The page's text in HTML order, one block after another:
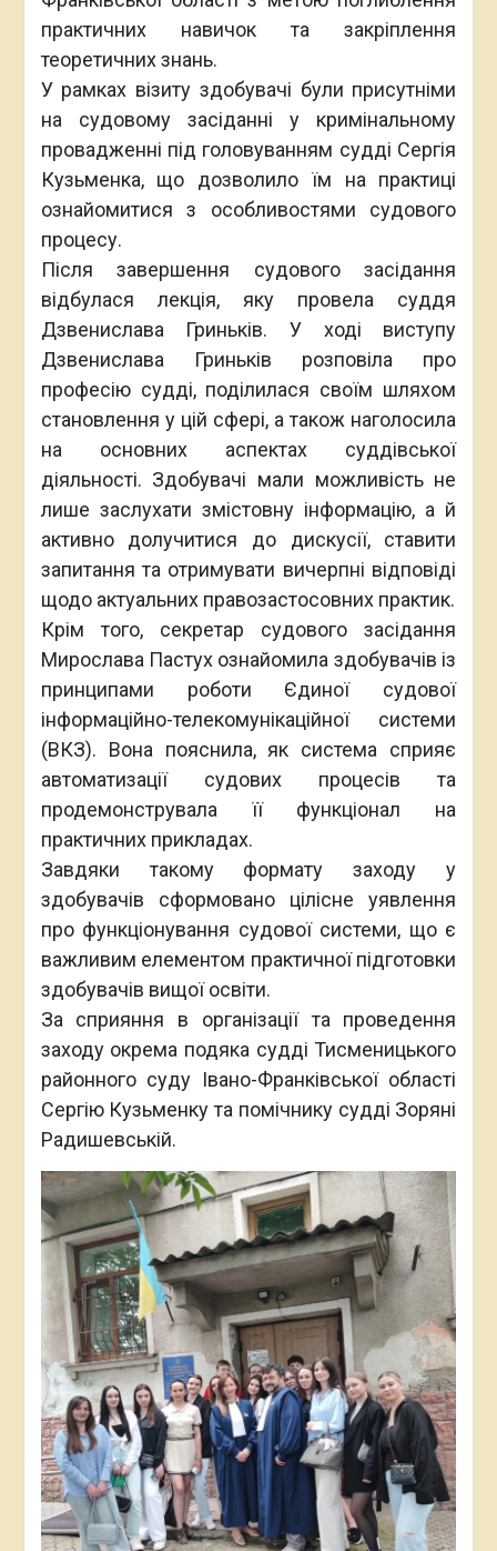
практичних навичок та закріплення
теоретичних знань.
У рамках візиту здобувачі були присутніми
на судовому засіданні у кримінальному
провадженні під головуванням судді Сергія
Кузьменка, що дозволило їм на практиці
ознайомитися з особливостями судового
процесу.
Після завершення судового засідання
відбулася лекція, яку провела суддя
Дзвенислава Гриньків. У ході виступу
Дзвенислава Гриньків розповіла про
професію судді, поділилася своїм шляхом
становлення у цій сфері, а також наголосила
на основних аспектах суддівської
діяльності. Здобувачі мали можливість не
лише заслухати змістовну інформацію, а й
активно долучитися до дискусії, ставити
запитання та отримувати вичерпні відповіді
щодо актуальних правозастосовних практик.
Крім того, секретар судового засідання
Мирослава Пастух ознайомила здобувачів із
принципами роботи Єдиної судової
інформаційно-телекомунікаційної системи
(ВКЗ). Вона пояснила, як система сприяє
автоматизації судових процесів та
продемонструвала її функціонал на
практичних прикладах.
Завдяки такому формату заходу у
здобувачів сформовано цілісне уявлення
про функціонування судової системи, що є
важливим елементом практичної підготовки
здобувачів вищої освіти.
За сприяння в організації та проведення
заходу окрема подяка судді Тисменицького
районного суду Івано-Франківської області
Сергію Кузьменку та помічнику судді Зоряні
Радишевській.